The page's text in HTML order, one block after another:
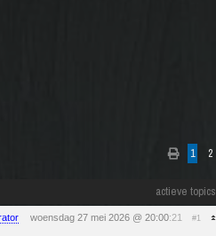
1 2
actieve topics
woensdag 27 mei 2026 @ 20:00:21 #1